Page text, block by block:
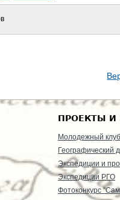
ПРОЕКТЫ И
Молодежный клуб
Географический
Экспедиции и
Экспедиции РГО
Фотоконкурс